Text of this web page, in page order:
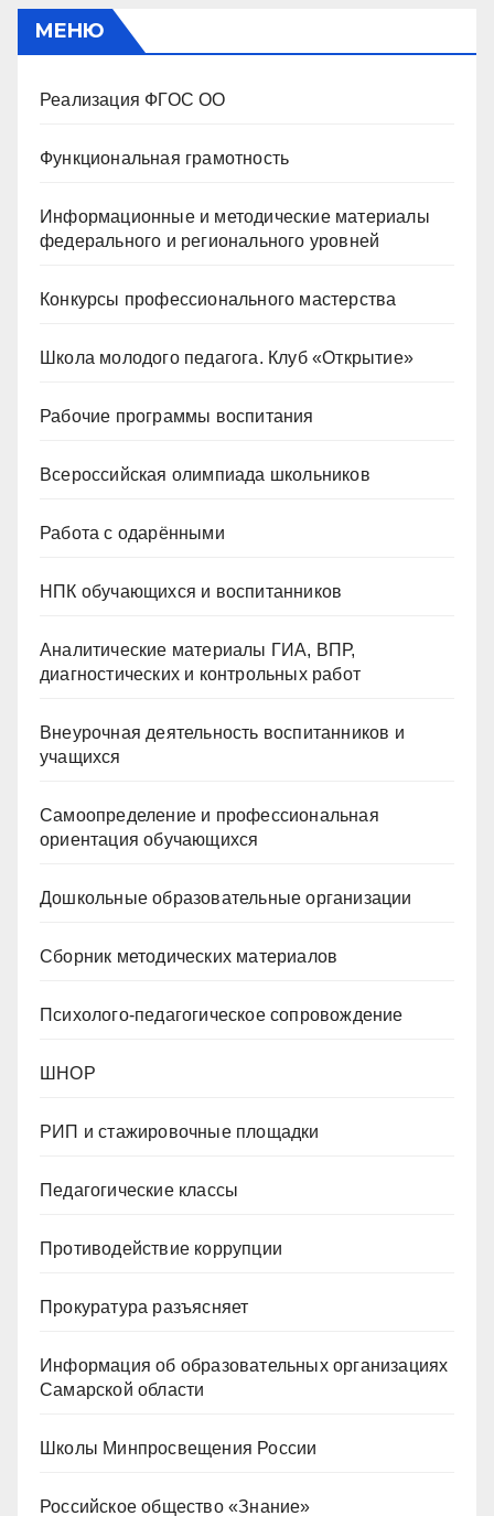
МЕНЮ
Реализация ФГОС ОО
Функциональная грамотность
Информационные и методические материалы
федерального и регионального уровней
Конкурсы профессионального мастерства
Школа молодого педагога. Клуб «Открытие»
Рабочие программы воспитания
Всероссийская олимпиада школьников
Работа с одарёнными
НПК обучающихся и воспитанников
Аналитические материалы ГИА, ВПР,
диагностических и контрольных работ
Внеурочная деятельность воспитанников и
учащихся
Самоопределение и профессиональная
ориентация обучающихся
Дошкольные образовательные организации
Сборник методических материалов
Психолого-педагогическое сопровождение
ШНОР
РИП и стажировочные площадки
Педагогические классы
Противодействие коррупции
Прокуратура разъясняет
Информация об образовательных организациях
Самарской области
Школы Минпросвещения России
Российское общество «Знание»